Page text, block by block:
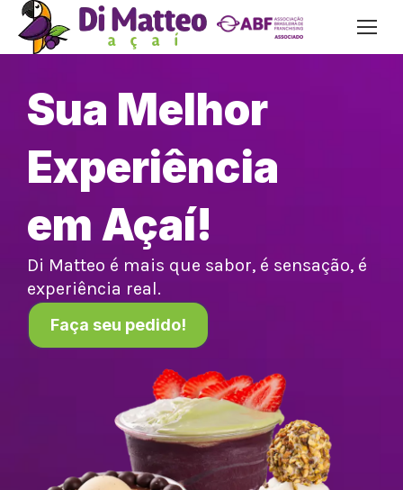
Sua Melhor
Experiência
em Açaí!
Di Matteo é mais que sabor, é sensação, é
experiência real.
Faça seu pedido!